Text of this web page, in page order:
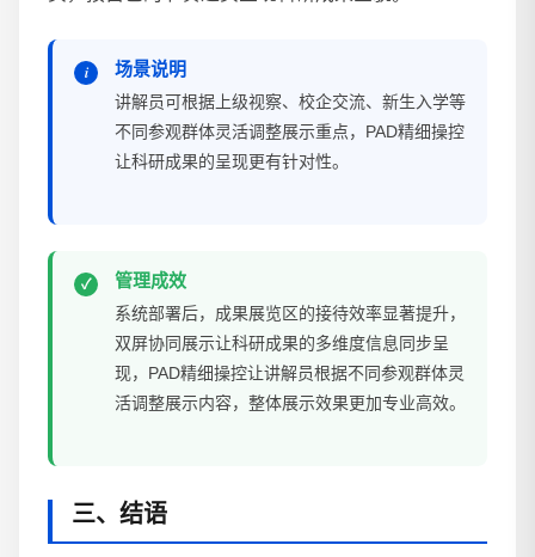
场景说明
讲解员可根据上级视察、校企交流、新生入学等
不同参观群体灵活调整展示重点，PAD精细操控
让科研成果的呈现更有针对性。
管理成效
系统部署后，成果展览区的接待效率显著提升，
双屏协同展示让科研成果的多维度信息同步呈
现，PAD精细操控让讲解员根据不同参观群体灵
活调整展示内容，整体展示效果更加专业高效。
三、结语